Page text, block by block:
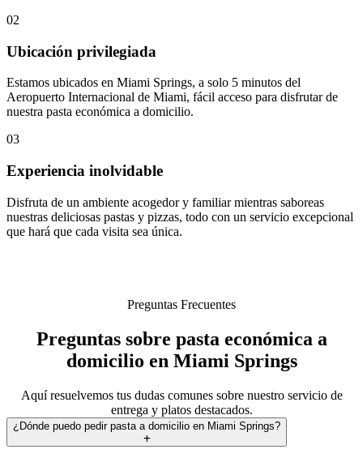
02
Ubicación privilegiada
Estamos ubicados en Miami Springs, a solo 5 minutos del
Aeropuerto Internacional de Miami, fácil acceso para disfrutar de
nuestra pasta económica a domicilio.
03
Experiencia inolvidable
Disfruta de un ambiente acogedor y familiar mientras saboreas
nuestras deliciosas pastas y pizzas, todo con un servicio excepcional
que hará que cada visita sea única.
Preguntas Frecuentes
Preguntas sobre pasta económica a
domicilio en Miami Springs
Aquí resuelvemos tus dudas comunes sobre nuestro servicio de
entrega y platos destacados.
¿Dónde puedo pedir pasta a domicilio en Miami Springs?